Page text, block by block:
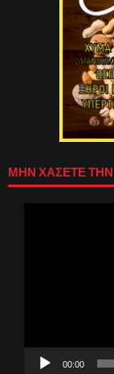
ΜΗΝ ΧΑΣΕΤΕ
00:00